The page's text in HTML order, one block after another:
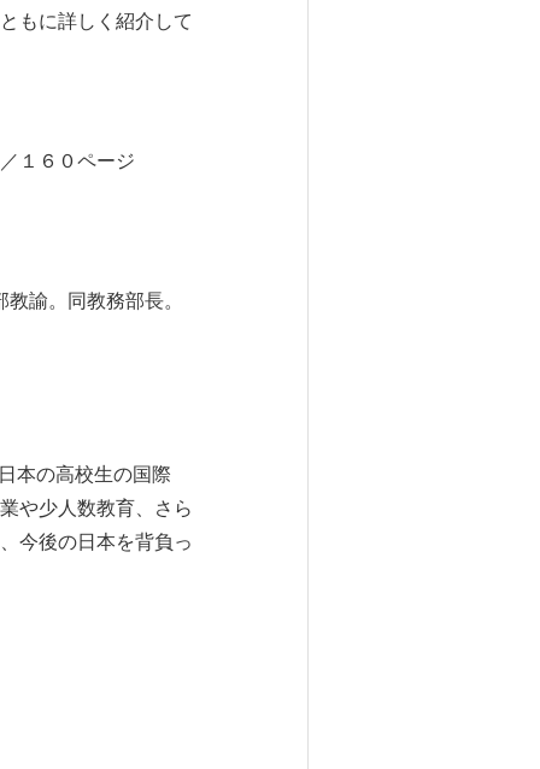
もに詳しく紹介して
６０ページ
諭。同教務部長。
本の高校生の国際
や少人数教育、さら
今後の日本を背負っ